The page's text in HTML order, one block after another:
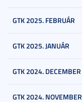
GTK 2025. FEBRUÁR
GTK 2025. JANUÁR
GTK 2024. DECEMBER
GTK 2024. NOVEMBER